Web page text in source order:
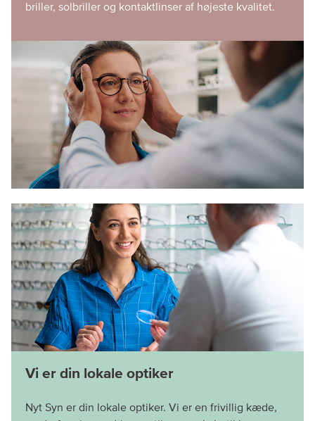
Vi er din lokale optiker
Nyt Syn er din lokale optiker. Vi er en frivillig kæde,